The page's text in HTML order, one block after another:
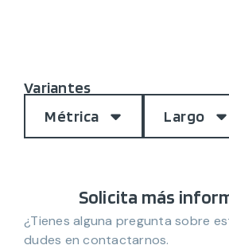
Variantes
Métrica
Largo
Solicita más
¿Tienes alguna pregunta sobre
dudes en contactarnos.